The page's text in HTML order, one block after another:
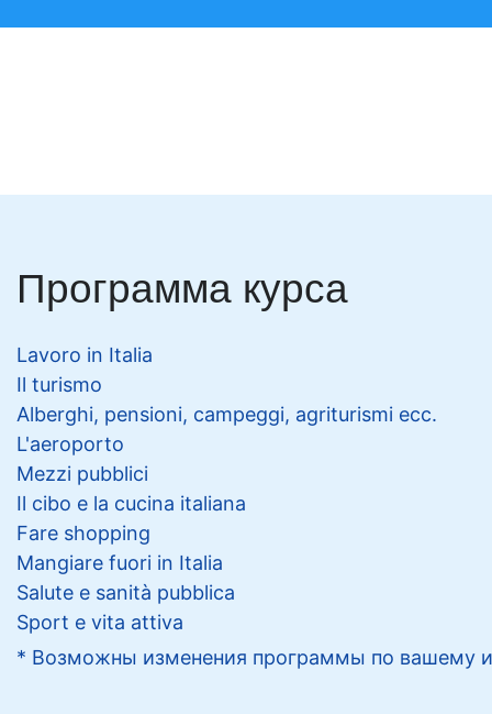
Программа курса
Lavoro in Italia
Il turismo
Alberghi, pensioni, campeggi, agriturismi ecc.
L'aeroporto
Mezzi pubblici
Il cibo e la cucina italiana
Fare shopping
Mangiare fuori in Italia
Salute e sanità pubblica
Sport e vita attiva
* Возможны изменения программы по вашему